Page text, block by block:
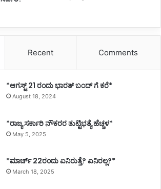
Recent Comments
*ಆಗಸ್ಟ್ 21 ರಂದು ಭಾರತ್‌ ಬಂದ್‌ ಗೆ ಕರೆ*
August 18, 2024
*ರಾಜ್ಯ ಸರ್ಕಾರಿ ನೌಕರರ ತುಟ್ಟಿಭತ್ಯೆ ಹೆಚ್ಚಳ*
May 5, 2025
*ಮಾರ್ಚ್ 22ರಂದು ಏನಿರುತ್ತೆ? ಏನಿರಲ್ಲ?*
March 18, 2025